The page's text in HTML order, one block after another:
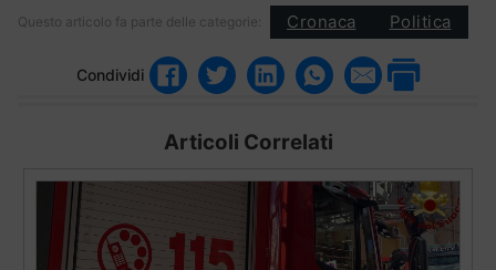
Questo articolo fa parte delle categorie: Cronaca Politica
Condividi
Articoli Correlati